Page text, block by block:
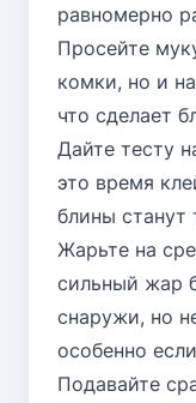
равномерно
Просейте
комки, но и
что сделает
Дайте тесту
это время
блины станут
Жарьте на
сильный жар
снаружи, но
особенно
Подавайте